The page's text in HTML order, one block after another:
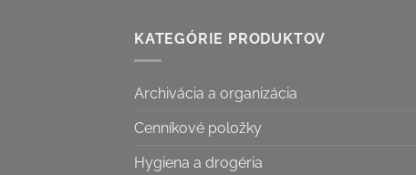
KATEGÓRIE PRODUKTOV
Archivácia a organizácia
Cenníkové položky
Hygiena a drogéria